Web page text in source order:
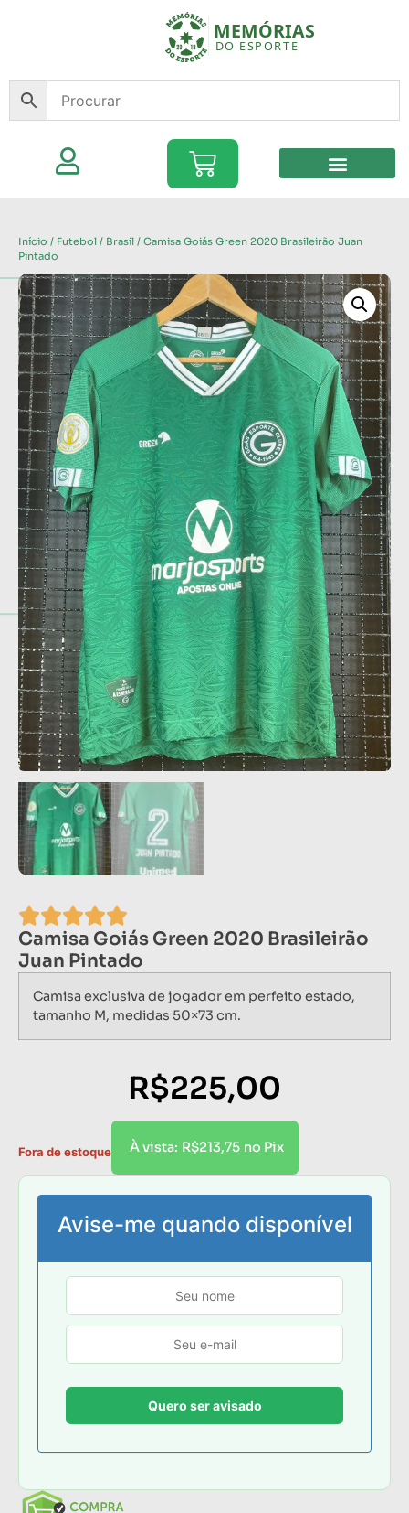
Início / Futebol / Brasil / Camisa Goiás Green 2020 Brasileirão Juan
Pintado
Camisa Goiás Green 2020 Brasileirão
Juan Pintado
Camisa exclusiva de jogador em perfeito estado,
tamanho M, medidas 50×73 cm.
R$225,00
À vista: R$213,75 no Pix
Fora de estoque
Avise-me quando disponível